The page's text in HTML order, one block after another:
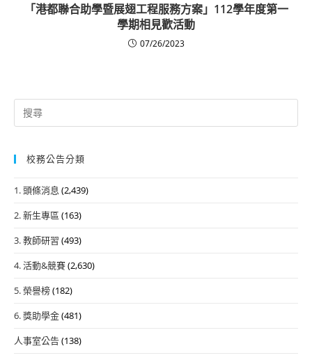
「港都聯合助學暨展翅工程服務方案」112學年度第一
學期相見歡活動
07/26/2023
Search
for:
校務公告分類
1. 頭條消息 (2,439)
2. 新生專區 (163)
3. 教師研習 (493)
4. 活動&競賽(2,630)
5. 榮譽榜(182)
6. 獎助學金(481)
人事室公告(138)